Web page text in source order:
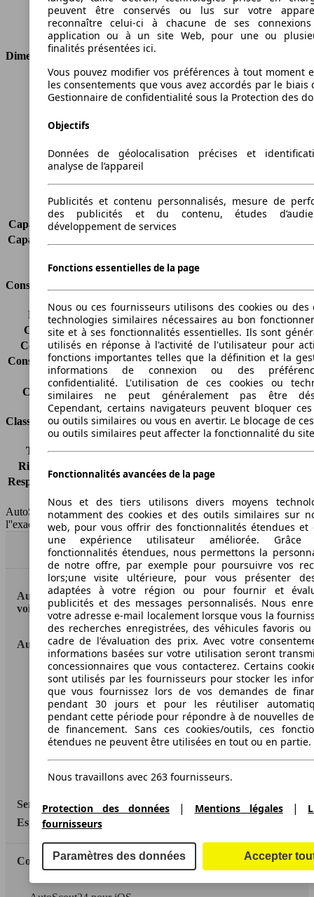
Transmission
Boîte manuelle
Type de traction
Transmission intégrale
Dimensions
Longueur
4600 mm
Hauteur
1689 mm
Empattement
Poids maximum
Charge maximale
Charge sur toit
75 kg
Capacité de remorquage (sans freins)
Capacité de remorquage (avec freins)
Consommation
Émissions de CO2*
149 g/km (komb.)
Consommation (ville)
-
Consommation (route)
-
Consommation (combinée)* -
Classe d'émissions
Euro 6
Capacité du réservoir
57 l
Classes d'assurance
Tous risques
-
Risques partiels
Responsabilité civile -
HSN/TSN
n.c./M10HNDVP0
AutoScout24 France SAS décline toute responsabilité concernant
l''exactitude des indications fournies.
Haut
AutoScout24: la plus grande plateforme en ligne de
voitures en Europe
AutoScout24
A propos d'AutoScout24
Conditions d'utilisation
Informations légales
Protection des données
Accessibility Statement
Service
Espace Pro
Contact
peuvent être conservés ou lus sur votre
reconnaître celui-ci à chacune de ses
application ou à un site Web, pour une ou
finalités présentées ici.
Vous pouvez modifier vos préférences à tout moment
les consentements que vous avez accordés par le biais
Gestionnaire de confidentialité sous la Protection des
Objectifs
Données de géolocalisation précises et
analyse de l’appareil
Publicités et contenu personnalisés, mesure de
des publicités et du contenu, études
développement de services
Fonctions essentielles de la page
Nous ou ces fournisseurs utilisons des cookies ou des
technologies similaires nécessaires au bon
site et à ses fonctionnalités essentielles. Ils sont
utilisés en réponse à l'activité de l'utilisateur pour
fonctions importantes telles que la définition et la
informations de connexion ou des
confidentialité. L'utilisation de ces cookies ou
similaires ne peut généralement pas être
Cependant, certains navigateurs peuvent bloquer ces
ou outils similaires ou vous en avertir. Le blocage de
ou outils similaires peut affecter la fonctionnalité du
Fonctionnalités avancées de la page
Nous et des tiers utilisons divers moyens
notamment des cookies et des outils similaires sur
web, pour vous offrir des fonctionnalités étendues et
une expérience utilisateur améliorée.
fonctionnalités étendues, nous permettons la
de notre offre, par exemple pour poursuivre vos
lors;une visite ultérieure, pour vous présenter
adaptées à votre région ou pour fournir et
publicités et des messages personnalisés. Nous
votre adresse e-mail localement lorsque vous la
des recherches enregistrées, des véhicules favoris
cadre de l'évaluation des prix. Avec votre
informations basées sur votre utilisation seront
concessionnaires que vous contacterez. Certains
sont utilisés par les fournisseurs pour stocker les
que vous fournissez lors de vos demandes de
pendant 30 jours et pour les réutiliser
pendant cette période pour répondre à de nouvelles
de financement. Sans ces cookies/outils, ces
étendues ne peuvent être utilisées en tout ou en partie.
Nous travaillons avec 263 fournisseurs.
Protection des données | Mentions légales|
fournisseurs
Paramètres des données Accepter